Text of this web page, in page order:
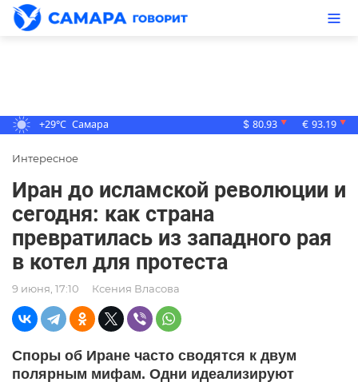
+29°C Самара $ 80.93 ▼ € 93.19 ▼
Интересное
Иран до исламской революции и
сегодня: как страна
превратилась из западного рая
в котел для протеста
9 июня, 17:10 Ксения Власова
Споры об Иране часто сводятся к двум
полярным мифам. Одни идеализируют